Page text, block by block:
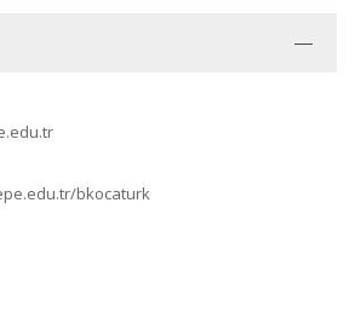
bkocaturk